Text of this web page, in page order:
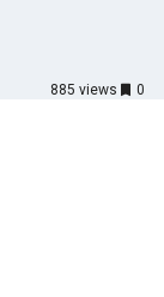
885 views 0